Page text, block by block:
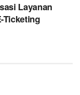
Layanan
Ticketing